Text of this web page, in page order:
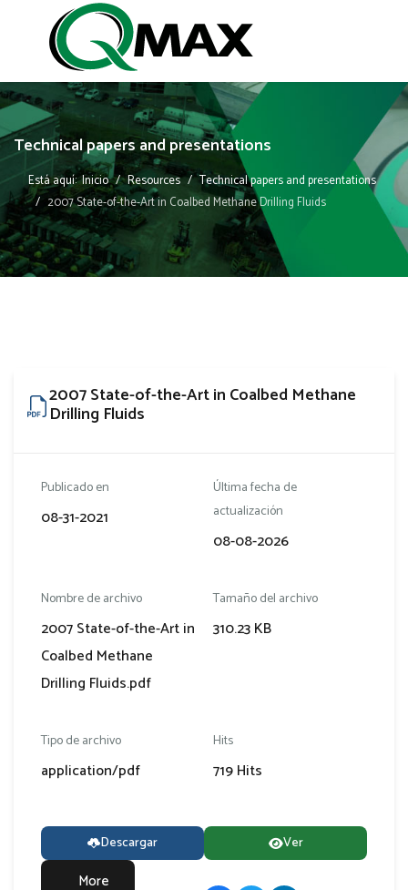
Technical papers and presentations
Está aquí:Inicio Resources
Technical papers and presentations
2007 State-of-the-Art in Coalbed Methane Drilling Fluids
2007 State-of-the-Art in Coalbed Methane
Drilling Fluids
Publicado en
08-31-2021
Última fecha de
actualización
08-08-2026
Nombre de archivo
2007 State-of-the-Art in
Coalbed Methane
Drilling Fluids.pdf
Tamaño del archivo
310.23 KB
Tipo de archivo
application/pdf
Hits
719 Hits
Descargar Ver
More